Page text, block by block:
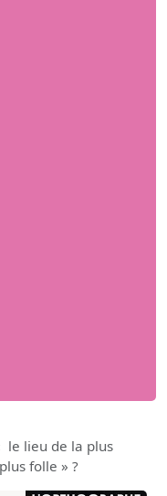
le lieu de la plus
folle » ?